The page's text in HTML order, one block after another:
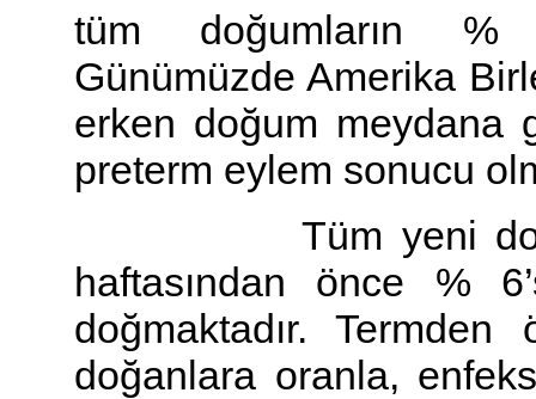
tüm doğumların %
Günümüzde Amerika
erken doğum meydana
preterm eylem sonucu
Tüm yeni
haftasından önce %
doğmaktadır.
doğanlara oranla,